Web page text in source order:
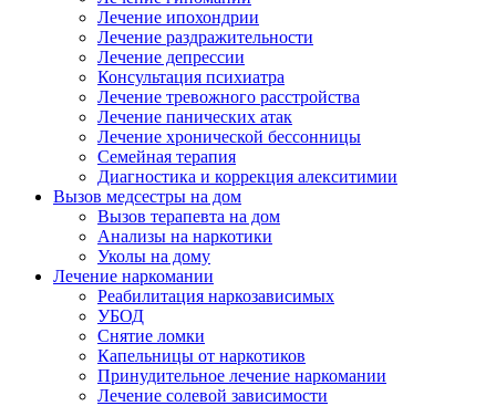
Лечение ипохондрии
Лечение раздражительности
Лечение депрессии
Консультация психиатра
Лечение тревожного расстройства
Лечение панических атак
Лечение хронической бессонницы
Семейная терапия
Диагностика и коррекция алекситимии
Вызов медсестры на дом
Вызов терапевта на дом
Анализы на наркотики
Уколы на дому
Лечение наркомании
Реабилитация наркозависимых
УБОД
Снятие ломки
Капельницы от наркотиков
Принудительное лечение наркомании
Лечение солевой зависимости